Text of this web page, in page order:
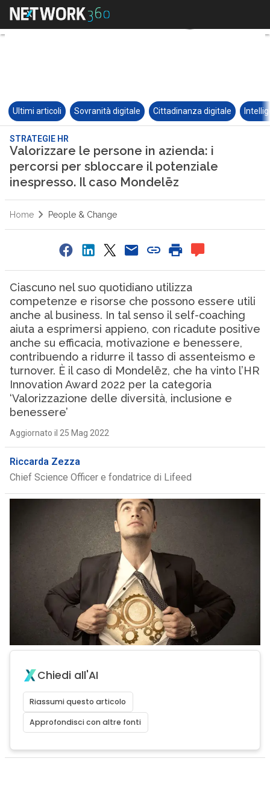
Ultimi articoli Sovranità digitale Cittadinanza digitale
STRATEGIE HR
Valorizzare le persone in azienda: i
percorsi per sbloccare il potenziale
inespresso. Il caso Mondelēz
Home People & Change
Ciascuno nel suo quotidiano utilizza
competenze e risorse che possono essere utili
anche al business. In tal senso il self-coaching
aiuta a esprimersi appieno, con ricadute positive
anche su efficacia, motivazione e benessere,
contribuendo a ridurre il tasso di assenteismo e
turnover. È il caso di Mondelēz, che ha vinto l’HR
Innovation Award 2022 per la categoria
‘Valorizzazione delle diversità, inclusione e
benessere’
Aggiornato il 25 Mag 2022
Riccarda Zezza
Chief Science Officer e fondatrice di Lifeed
Chiedi all'AI
Riassumi questo articolo
Approfondisci con altre fonti